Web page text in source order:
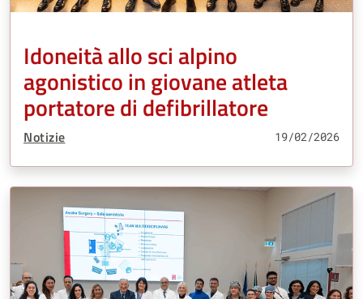
Idoneità allo sci alpino
agonistico in giovane atleta
portatore di defibrillatore
Tipo Contenuto:
Notizie 19/02/2026